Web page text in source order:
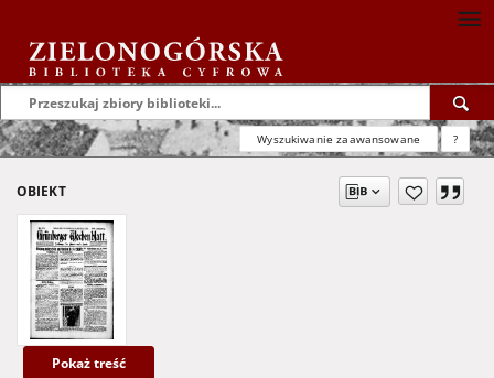
Wyszukiwanie zaawansowane ?
OBIEKT
Pokaż treść